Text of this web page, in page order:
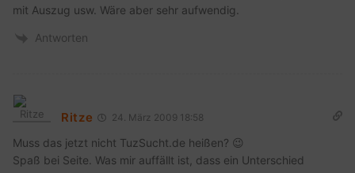
mit Auszug usw. Wäre aber sehr aufwendig.
Antworten
Ritze 24. März 2009 18:58
Muss das jetzt nicht TuzSucht.de heißen? 😉
Spaß bei Seite. Was mir auffällt ist, dass ein Unterschied